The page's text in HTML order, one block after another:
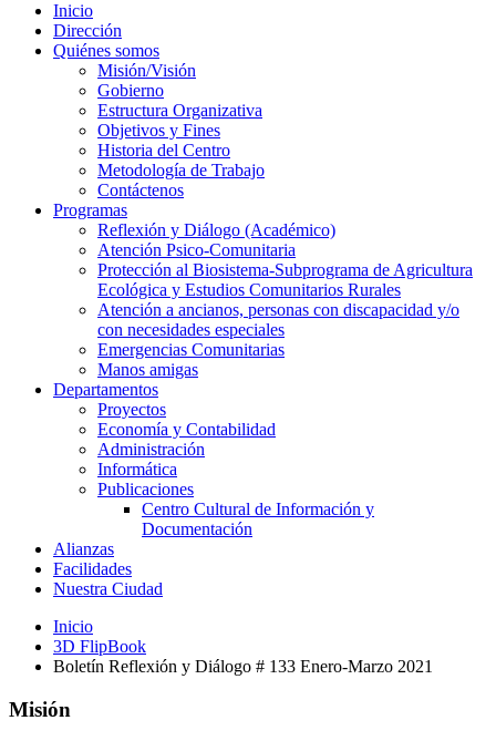
Inicio
Dirección
Quiénes somos
Misión/Visión
Gobierno
Estructura Organizativa
Objetivos y Fines
Historia del Centro
Metodología de Trabajo
Contáctenos
Programas
Reflexión y Diálogo (Académico)
Atención Psico-Comunitaria
Protección al Biosistema-Subprograma de Agricultura
Ecológica y Estudios Comunitarios Rurales
Atención a ancianos, personas con discapacidad y/o
con necesidades especiales
Emergencias Comunitarias
Manos amigas
Departamentos
Proyectos
Economía y Contabilidad
Administración
Informática
Publicaciones
Centro Cultural de Información y
Documentación
Alianzas
Facilidades
Nuestra Ciudad
Inicio
3D FlipBook
Boletín Reflexión y Diálogo # 133 Enero-Marzo 2021
Misión